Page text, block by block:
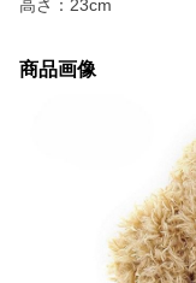
高さ：23cm
商品画像